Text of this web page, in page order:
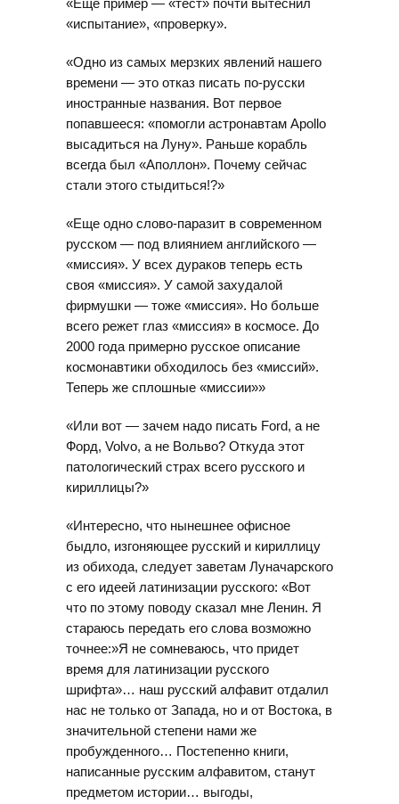
«Ещё пример — «тест» почти вытеснил
«испытание», «проверку».
«Одно из самых мерзких явлений нашего
времени — это отказ писать по-русски
иностранные названия. Вот первое
попавшееся: «помогли астронавтам Apollo
высадиться на Луну». Раньше корабль
всегда был «Аполлон». Почему сейчас
стали этого стыдиться!?»
«Еще одно слово-паразит в современном
русском — под влиянием английского —
«миссия». У всех дураков теперь есть
своя «миссия». У самой захудалой
фирмушки — тоже «миссия». Но больше
всего режет глаз «миссия» в космосе. До
2000 года примерно русское описание
космонавтики обходилось без «миссий».
Теперь же сплошные «миссии»»
«Или вот — зачем надо писать Ford, а не
Форд, Volvo, а не Вольво? Откуда этот
патологический страх всего русского и
кириллицы?»
«Интересно, что нынешнее офисное
быдло, изгоняющее русский и кириллицу
из обихода, следует заветам Луначарского
с его идеей латинизации русского: «Вот
что по этому поводу сказал мне Ленин. Я
стараюсь передать его слова возможно
точнее:»Я не сомневаюсь, что придет
время для латинизации русского
шрифта»… наш русский алфавит отдалил
нас не только от Запада, но и от Востока, в
значительной степени нами же
пробужденного… Постепенно книги,
написанные русским алфавитом, станут
предметом истории… выгоды,